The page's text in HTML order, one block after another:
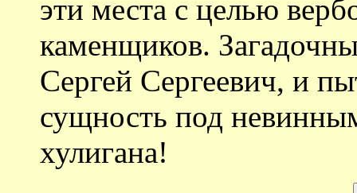
эти места с целью
каменщиков.
Сергей Сергеевич, и
сущность под
хулигана!